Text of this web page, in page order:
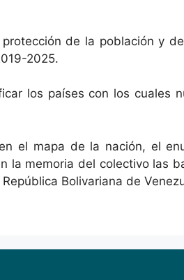
de la población y
2025.
los países con los cuales
el mapa de la nación, el
la memoria del colectivo las
Bolivariana de